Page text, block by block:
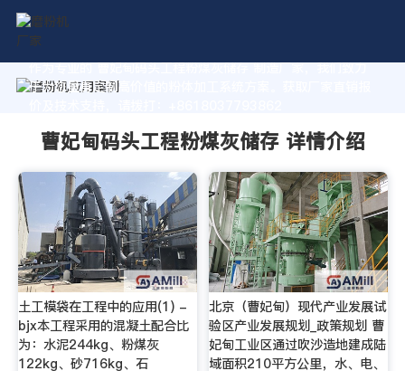
作为专业的 曹妃甸码头工程粉煤灰储存 制造厂家，我们致力
于为您量身定制高价值的粉体加工系统方案。获取厂家直销报
曹妃甸码头工程粉煤灰储存 详情介绍
土工模袋在工程中的应用(1) -
bjx本工程采用的混凝土配合比
为：水泥244kg、粉煤灰
122kg、砂716kg、石
北京（曹妃甸）现代产业发展试
验区产业发展规划_政策规划 曹
妃甸工业区通过吹沙造地建成陆
域面积210平方公里，水、电、